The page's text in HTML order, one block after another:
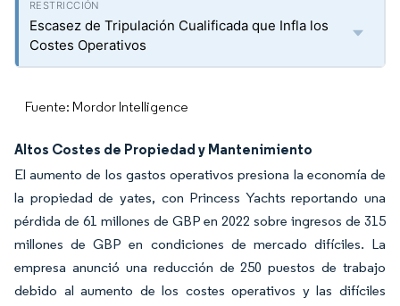
Escasez de Tripulación Cualificada que Infla los
Costes Operativos
Fuente: Mordor Intelligence
Altos Costes de Propiedad y Mantenimiento
El aumento de los gastos operativos presiona la economía de
la propiedad de yates, con Princess Yachts reportando una
pérdida de 61 millones de GBP en 2022 sobre ingresos de 315
millones de GBP en condiciones de mercado difíciles. La
empresa anunció una reducción de 250 puestos de trabajo
debido al aumento de los costes operativos y las difíciles